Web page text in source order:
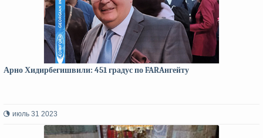
Арно Хидирбегишвили: 451 градус по FARAнгейту
июль 31 2023